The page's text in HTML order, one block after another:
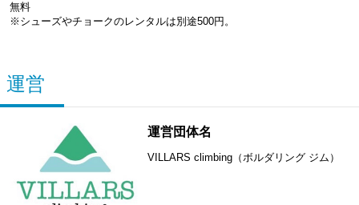
無料
※シューズやチョークのレンタルは別途500円。
運営
運営団体名
VILLARS climbing（ボルダリング ジム）